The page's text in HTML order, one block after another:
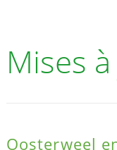
Mises
Oosterweel